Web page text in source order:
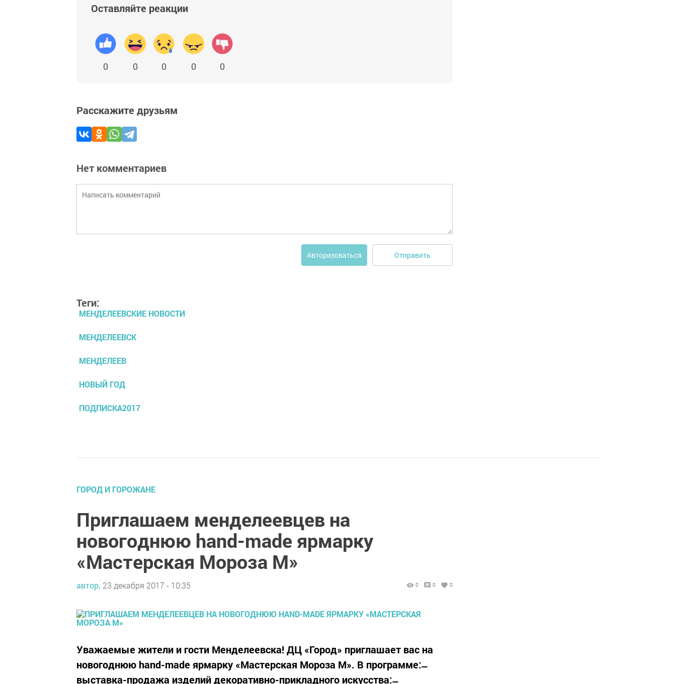
Оставляйте реакции
0 0 0 0 0
Расскажите друзьям
Нет комментариев
Авторизоваться Отправить
Теги:
МЕНДЕЛЕЕВСКИЕ НОВОСТИ
МЕНДЕЛЕЕВСК
МЕНДЕЛЕЕВ
НОВЫЙ ГОД
ПОДПИСКА2017
ГОРОД И ГОРОЖАНЕ
Приглашаем менделеевцев на
новогоднюю hand-made ярмарку
«Мастерская Мороза М»
автор, 23 декабря 2017 - 10:35 0 0 0
Уважаемые жители и гости Менделеевска! ДЦ «Город» приглашает вас на
новогоднюю hand-made ярмарку «Мастерская Мороза М». В программе: ̶
выставка-продажа изделий декоративно-прикладного искусства: ̶